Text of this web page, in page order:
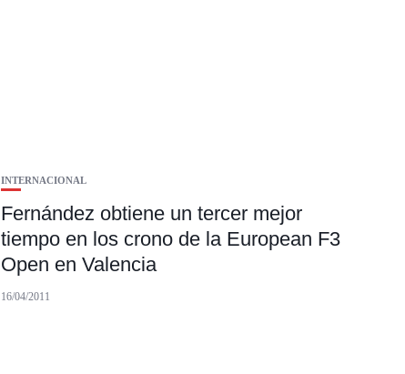
INTERNACIONAL
Fernández obtiene un tercer mejor
tiempo en los crono de la European F3
Open en Valencia
16/04/2011